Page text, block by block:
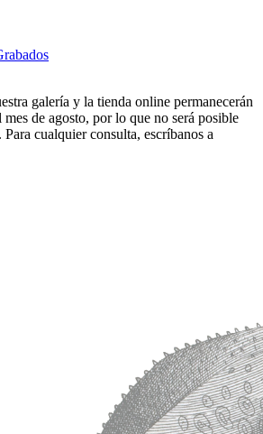
galería y la tienda online permanecerán
mes de agosto, por lo que no será posible
cualquier consulta, escríbanos a